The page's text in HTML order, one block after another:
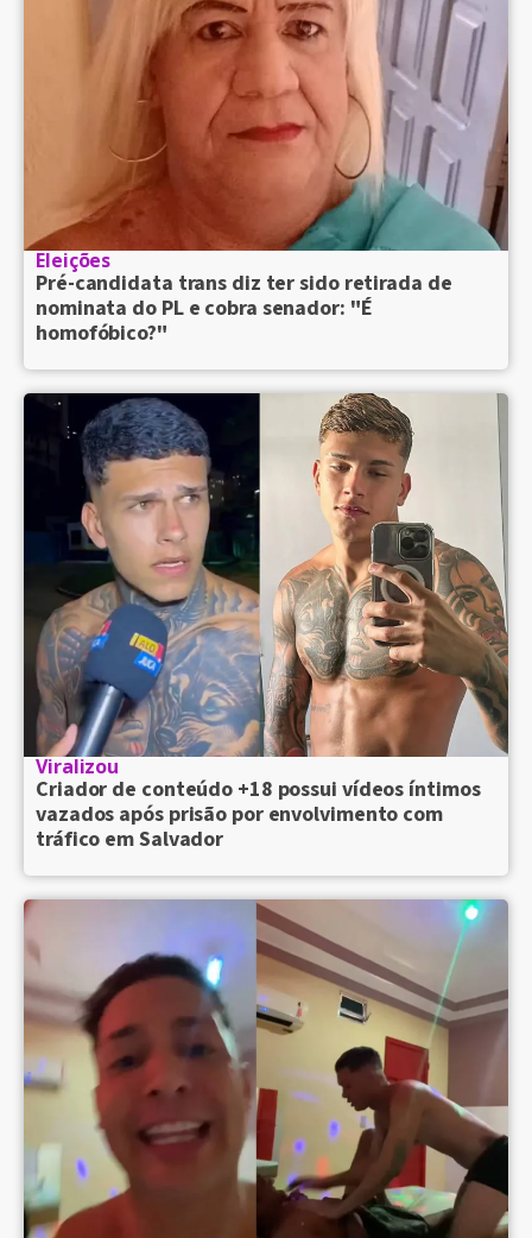
Eleições
Pré-candidata trans diz ter sido retirada de
nominata do PL e cobra senador: "É
homofóbico?"
Viralizou
Criador de conteúdo +18 possui vídeos íntimos
vazados após prisão por envolvimento com
tráfico em Salvador